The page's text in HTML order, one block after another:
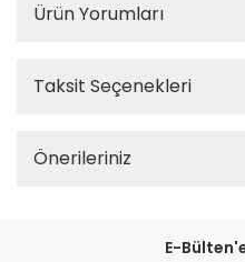
Ürün Yorumları
Taksit Seçenekleri
Önerileriniz
E-